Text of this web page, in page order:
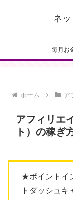
ネ
毎月お
ホーム ア
アフィリエ
ト）の稼ぎ
★ポイントイ
トダッシュ